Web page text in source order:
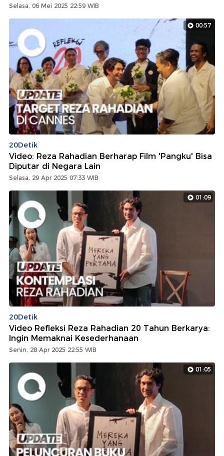
Selasa, 06 Mei 2025 22:59 WIB
00:57
20Detik
Video: Reza Rahadian Berharap Film 'Pangku' Bisa
Diputar di Negara Lain
Selasa, 29 Apr 2025 07:33 WIB
01:09
20Detik
Video Refleksi Reza Rahadian 20 Tahun Berkarya:
Ingin Memaknai Kesederhanaan
Senin, 28 Apr 2025 22:55 WIB
01:05